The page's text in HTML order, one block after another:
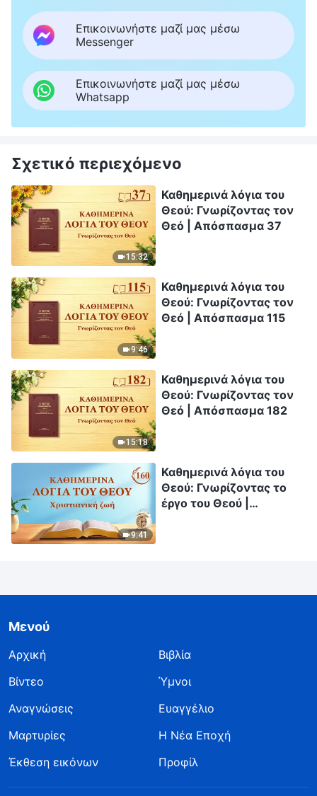
Επικοινωνήστε μαζί μας μέσω
Messenger
Επικοινωνήστε μαζί μας μέσω
Whatsapp
Σχετικό περιεχόμενο
15:32
Καθημερινά λόγια του
Θεού: Γνωρίζοντας τον
Θεό | Απόσπασμα 37
9:46
Καθημερινά λόγια του
Θεού: Γνωρίζοντας τον
Θεό | Απόσπασμα 115
15:18
Καθημερινά λόγια του
Θεού: Γνωρίζοντας τον
Θεό | Απόσπασμα 182
9:41
Καθημερινά λόγια του
Θεού: Γνωρίζοντας το
έργο του Θεού |
Μενού
Αρχική
Βιβλία
Βίντεο
Ύμνοι
Αναγνώσεις
Ευαγγέλιο
Μαρτυρίες
Η Νέα Εποχή
Έκθεση εικόνων
Προφίλ